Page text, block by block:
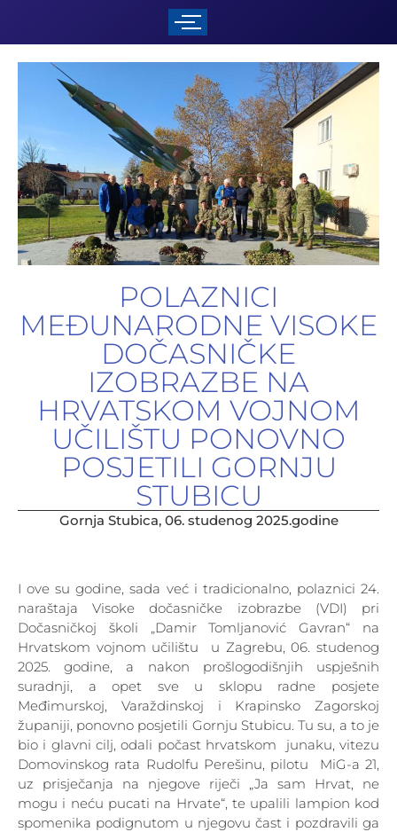
POLAZNICI
MEĐUNARODNE VISOKE
DOČASNIČKE
IZOBRAZBE NA
HRVATSKOM VOJNOM
UČILIŠTU PONOVNO
POSJETILI GORNJU
STUBICU
Gornja Stubica, 06. studenog 2025.godine
I ove su godine, sada već i tradicionalno, polaznici 24.
naraštaja Visoke dočasničke izobrazbe (VDI) pri
Dočasničkoj školi „Damir Tomljanović Gavran“ na
Hrvatskom vojnom učilištu u Zagrebu, 06. studenog
2025. godine, a nakon prošlogodišnjih uspješnih
suradnji, a opet sve u sklopu radne posjete
Međimurskoj, Varaždinskoj i Krapinsko Zagorskoj
županiji, ponovno posjetili Gornju Stubicu. Tu su, a to je
bio i glavni cilj, odali počast hrvatskom junaku, vitezu
Domovinskog rata Rudolfu Perešinu, pilotu MiG-a 21,
uz prisječanja na njegove riječi „Ja sam Hrvat, ne
mogu i neću pucati na Hrvate“, te upalili lampion kod
spomenika podignutom u njegovu čast i pozdravili ga